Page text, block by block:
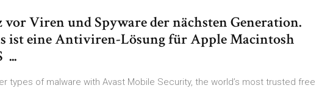
vor Viren und Spyware der nächsten Generation.
ist eine Antiviren-Lösung für Apple Macintosh
...
types of malware with Avast Mobile Security, the world’s most trusted free